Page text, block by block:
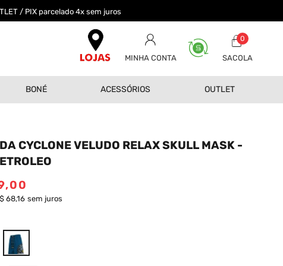
/ PIX parcelado 4x sem juros
MINHA CONTA
0
BONÉ ACESSÓRIOS OUTLET
CYCLONE VELUDO RELAX SKULL MASK -
,00
68,16 sem juros